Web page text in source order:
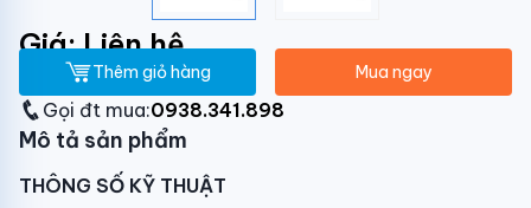
Giá: Liên hệ
Thêm giỏ hàng Mua ngay
Gọi đt mua:0938.341.898
Mô tả sản phẩm
THÔNG SỐ KỸ THUẬT